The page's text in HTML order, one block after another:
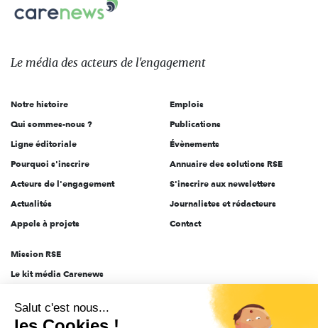
sur:
Le
des
l'engagement
Le média des acteurs de l'engagement
Notre histoire
Qui sommes-nous ?
Ligne éditoriale
Pourquoi s'inscrire
Acteurs de l'engagement
Actualités
Appels à projets
Emplois
Publications
Évènements
Annuaire des solutions RSE
S'inscrire aux newsletters
Journalistes et rédacteurs
Contact
Mission RSE
Le kit média Carenews
AEF info
Salut c'est nous...